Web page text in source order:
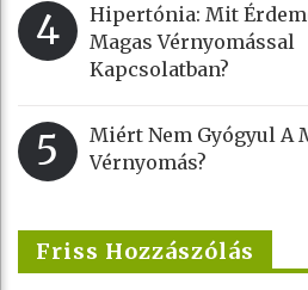
4
Hipertónia: Mit
Magas Vérnyomással
Kapcsolatban?
5
Miért Nem Gyógyul A
Vérnyomás?
Friss Hozzászólás